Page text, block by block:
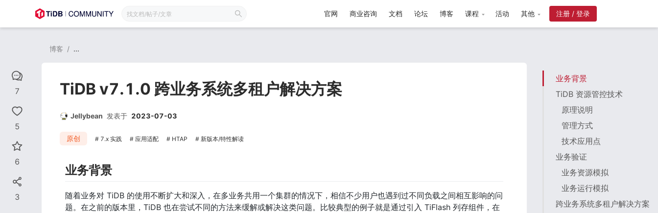
官网 商业咨询 文档 论坛 博客 课程 活动 其他
7
5
6
3
博客 / ...
TiDB v7.1.0 跨业务系统多租户解决方案
Jellybean 发表于 2023-07-03
原创 7.x 实践 应用适配 HTAP 新版本/特性解读
业务背景
随着业务对 TiDB 的使用不断扩大和深入，在多业务共用一个集群的情况下，相信不少用户也遇到过不同负载之间相互影响的问
题。在之前的版本里，TiDB 也在尝试不同的方法来缓解或解决这类问题。比较典型的例子就是通过引入 TiFlash 列存组件，在
业务背景
TiDB 资源管控技术
原理说明
管理方式
技术应用点
业务验证
业务资源模拟
业务运行模拟
跨业务系统多租户解决方案